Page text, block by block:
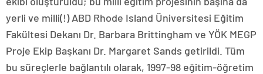
yerli ve milli(!) ABD Rhode Island Üniversitesi Eğitim
Fakültesi Dekanı Dr. Barbara Brittingham ve YÖK MEGP
Proje Ekip Başkanı Dr. Margaret Sands getirildi. Tüm
bu süreçlerle bağlantılı olarak, 1997-98 eğitim-öğretim